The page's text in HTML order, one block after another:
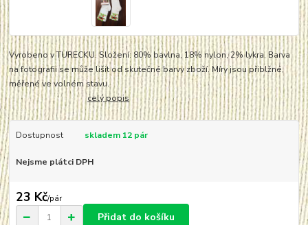
Vyrobeno v TURECKU. Složení: 80% bavlna, 18% nylon, 2% lykra. Barva
na fotografii se může lišit od skutečné barvy zboží. Míry jsou přiblžné,
měřené ve volném stavu.
celý popis
Dostupnost skladem 12 pár
Nejsme plátci DPH
23 Kč/pár
Přidat do košíku